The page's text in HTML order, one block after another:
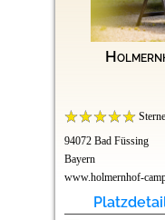
94072 Bad Füssing
Bayern
www.holmernhof-